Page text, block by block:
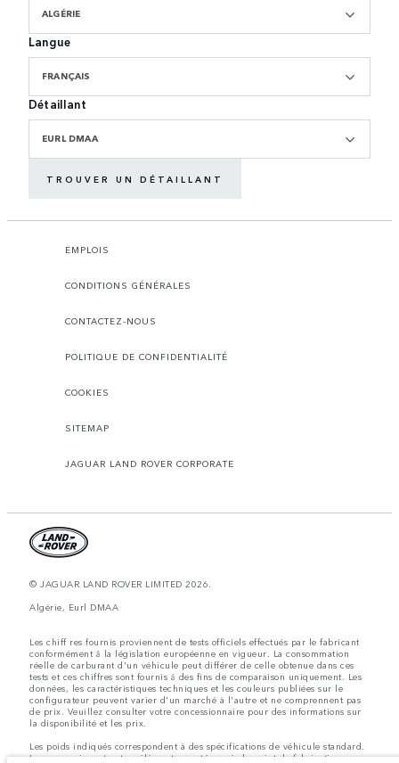
ALGÉRIE
Langue
FRANÇAIS
Détaillant
EURL DMAA
TROUVER UN DÉTAILLANT
EMPLOIS
CONDITIONS GÉNÉRALES
CONTACTEZ-NOUS
POLITIQUE DE CONFIDENTIALITÉ
COOKIES
SITEMAP
JAGUAR LAND ROVER CORPORATE
© JAGUAR LAND ROVER LIMITED 2026.
Algérie, Eurl DMAA
Les chiff res fournis proviennent de tests officiels effectués par le fabricant
conformément å la législation européenne en vigueur. La consommation
réelle de carburant d'un véhicule peut différer de celle obtenue dans ces
tests et ces chiffres sont fournis å des fins de comparaison uniquement. Les
données, les caractéristiques techniques et les couleurs publiées sur le
configurateur peuvent varier d'un marché à l'autre et ne comprennent pas
de prix. Veuillez consulter votre concessionnaire pour des informations sur
la disponibilité et les prix.
Les poids indiqués correspondent à des spécifications de véhicule standard.
Les accessoires et autres éléments montés après le point de fabrication